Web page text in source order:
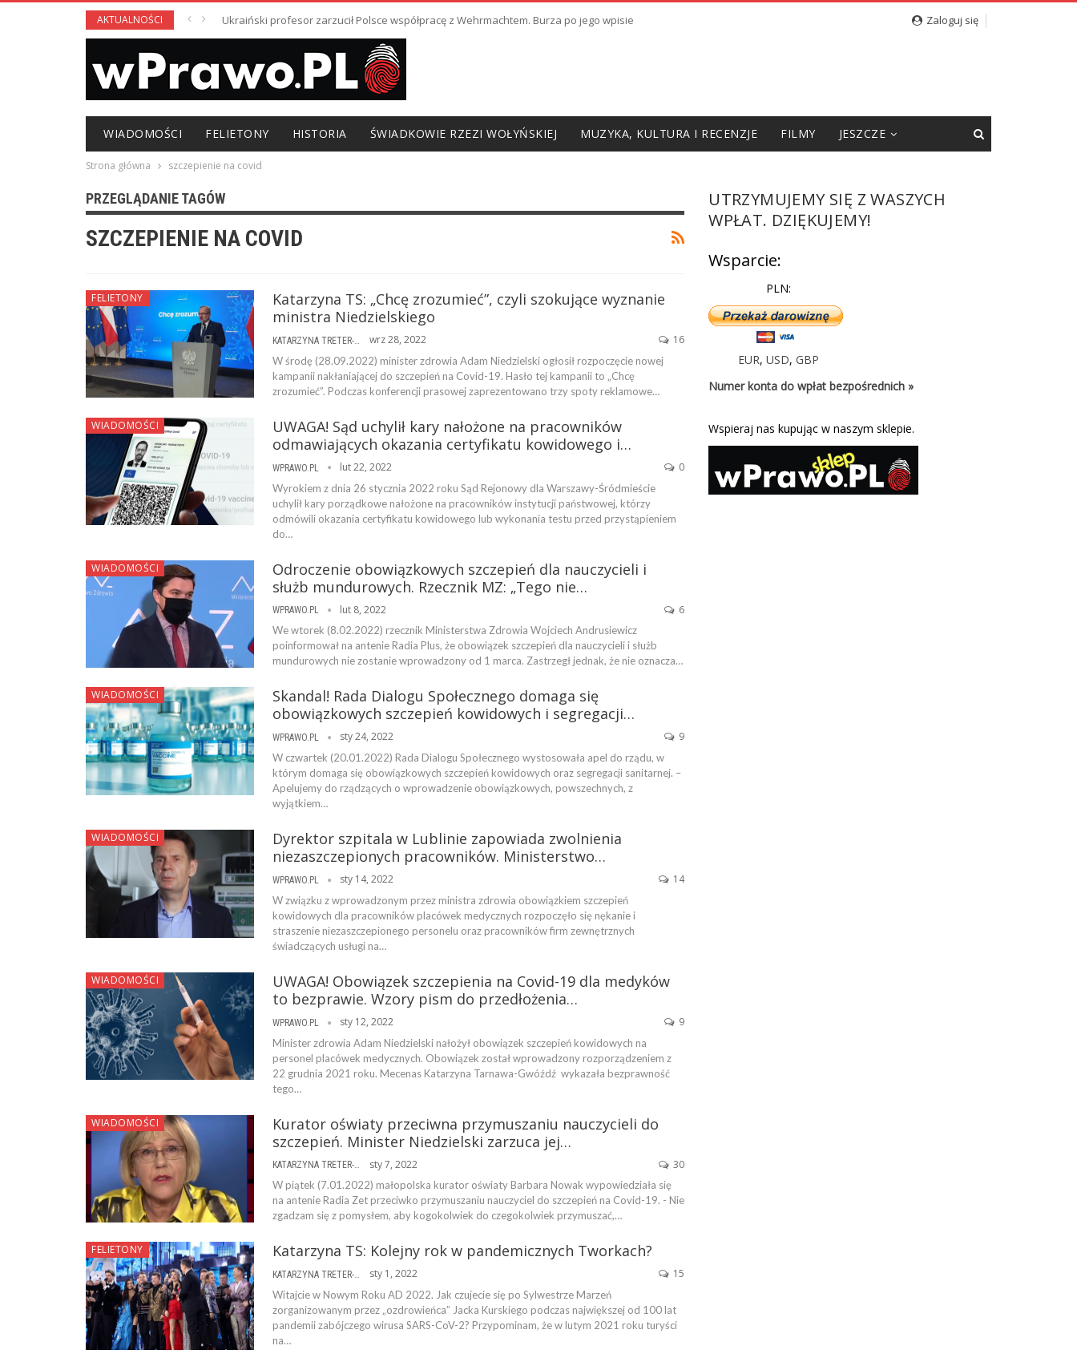
AKTUALNOŚCI Ukraiński profesor zarzucił Polsce współpracę z Wehrmachtem. Burza po jego wpisie Zaloguj się
WIADOMOŚCI FELIETONY HISTORIA ŚWIADKOWIE RZEZI WOŁYŃSKIEJ MUZYKA, KULTURA I RECENZJE FILMY JESZCZE
Strona główna szczepienie na covid
PRZEGLĄDANIE TAGÓW
SZCZEPIENIE NA COVID
FELIETONY
Katarzyna TS: „Chcę zrozumieć”, czyli szokujące wyznanie
ministra Niedzielskiego
wrz 28, 2022 16
W środę (28.09.2022) minister zdrowia Adam Niedzielski ogłosił rozpoczęcie nowej
kampanii nakłaniającej do szczepień na Covid-19. Hasło tej kampanii to „Chcę
zrozumieć”. Podczas konferencji prasowej zaprezentowano trzy spoty reklamowe…
WIADOMOŚCI
UWAGA! Sąd uchylił kary nałożone na pracowników
odmawiających okazania certyfikatu kowidowego i…
WPRAWO.PL lut 22, 2022 0
Wyrokiem z dnia 26 stycznia 2022 roku Sąd Rejonowy dla Warszawy-Śródmieście
uchylił kary porządkowe nałożone na pracowników instytucji państwowej, którzy
odmówili okazania certyfikatu kowidowego lub wykonania testu przed przystąpieniem
do…
WIADOMOŚCI
Odroczenie obowiązkowych szczepień dla nauczycieli i
służb mundurowych. Rzecznik MZ: „Tego nie…
WPRAWO.PL lut 8, 2022 6
We wtorek (8.02.2022) rzecznik Ministerstwa Zdrowia Wojciech Andrusiewicz
poinformował na antenie Radia Plus, że obowiązek szczepień dla nauczycieli i służb
mundurowych nie zostanie wprowadzony od 1 marca. Zastrzegł jednak, że nie oznacza…
WIADOMOŚCI
Skandal! Rada Dialogu Społecznego domaga się
obowiązkowych szczepień kowidowych i segregacji…
WPRAWO.PL sty 24, 2022 9
W czwartek (20.01.2022) Rada Dialogu Społecznego wystosowała apel do rządu, w
którym domaga się obowiązkowych szczepień kowidowych oraz segregacji sanitarnej. –
Apelujemy do rządzących o wprowadzenie obowiązkowych, powszechnych, z
wyjątkiem…
WIADOMOŚCI
Dyrektor szpitala w Lublinie zapowiada zwolnienia
niezaszczepionych pracowników. Ministerstwo…
WPRAWO.PL sty 14, 2022 14
W związku z wprowadzonym przez ministra zdrowia obowiązkiem szczepień
kowidowych dla pracowników placówek medycznych rozpoczęło się nękanie i
straszenie niezaszczepionego personelu oraz pracowników firm zewnętrznych
świadczących usługi na…
WIADOMOŚCI
UWAGA! Obowiązek szczepienia na Covid-19 dla medyków
to bezprawie. Wzory pism do przedłożenia…
WPRAWO.PL sty 12, 2022 9
Minister zdrowia Adam Niedzielski nałożył obowiązek szczepień kowidowych na
personel placówek medycznych. Obowiązek został wprowadzony rozporządzeniem z
22 grudnia 2021 roku. Mecenas Katarzyna Tarnawa-Gwóźdź wykazała bezprawność
tego…
WIADOMOŚCI
Kurator oświaty przeciwna przymuszaniu nauczycieli do
szczepień. Minister Niedzielski zarzuca jej…
KATARZYNA TRETER-SIERPIŃSKA sty 7, 2022 30
W piątek (7.01.2022) małopolska kurator oświaty Barbara Nowak wypowiedziała się
na antenie Radia Zet przeciwko przymuszaniu nauczyciel do szczepień na Covid-19. - Nie
zgadzam się z pomysłem, aby kogokolwiek do czegokolwiek przymuszać,…
FELIETONY Katarzyna TS: Kolejny rok w pandemicznych Tworkach?
KATARZYNA TRETER-SIERPIŃSKA sty 1, 2022 15
Witajcie w Nowym Roku AD 2022. Jak czujecie się po Sylwestrze Marzeń
zorganizowanym przez „ozdrowieńca” Jacka Kurskiego podczas największej od 100 lat
pandemii zabójczego wirusa SARS-CoV-2? Przypominam, że w lutym 2021 roku turyści
na…
UTRZYMUJEMY SIĘ Z WASZYCH
WPŁAT. DZIĘKUJEMY!
Wsparcie:
PLN:
EUR,USD,GBP
Numer konta do wpłat bezpośrednich »
Wspieraj nas kupując w naszym sklepie.